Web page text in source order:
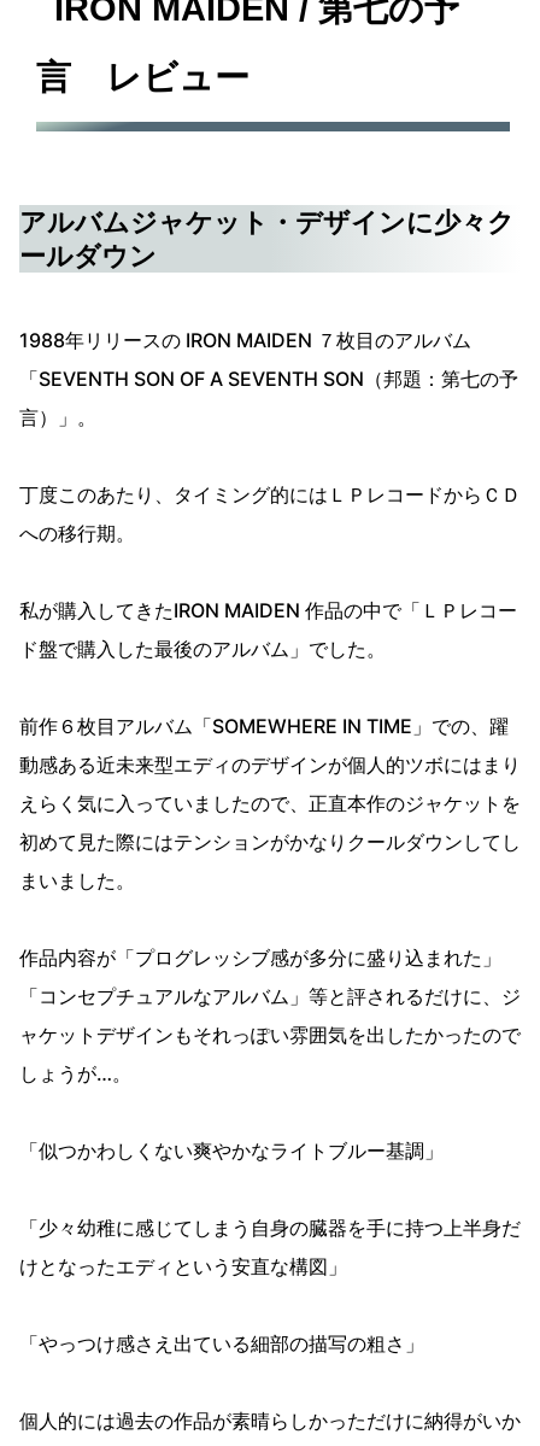
IRON MAIDEN / 第七の予
言 レビュー
アルバムジャケット・デザインに少々ク
ールダウン
1988年リリースの IRON MAIDEN ７枚目のアルバム
「SEVENTH SON OF A SEVENTH SON（邦題：第七の予
言）」。
丁度このあたり、タイミング的にはＬＰレコードからＣＤ
への移行期。
私が購入してきたIRON MAIDEN 作品の中で「ＬＰレコー
ド盤で購入した最後のアルバム」でした。
前作６枚目アルバム「SOMEWHERE IN TIME」での、躍
動感ある近未来型エディのデザインが個人的ツボにはまり
えらく気に入っていましたので、正直本作のジャケットを
初めて見た際にはテンションがかなりクールダウンしてし
まいました。
作品内容が「プログレッシブ感が多分に盛り込まれた」
「コンセプチュアルなアルバム」等と評されるだけに、ジ
ャケットデザインもそれっぽい雰囲気を出したかったので
しょうが…。
「似つかわしくない爽やかなライトブルー基調」
「少々幼稚に感じてしまう自身の臓器を手に持つ上半身だ
けとなったエディという安直な構図」
「やっつけ感さえ出ている細部の描写の粗さ」
個人的には過去の作品が素晴らしかっただけに納得がいか